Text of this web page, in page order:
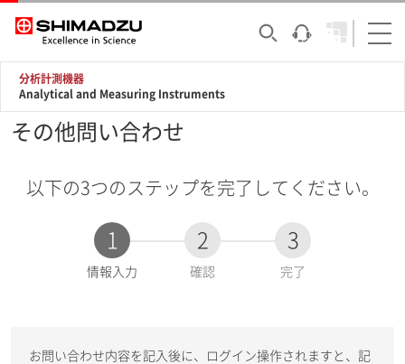
分析計測機器
Analytical and Measuring Instruments
その他問い合わせ
以下の3つのステップを完了してください。
1
現
情報入力
2
確認
3
完了
お問い合わせ内容を記入後に、ログイン操作されますと、記